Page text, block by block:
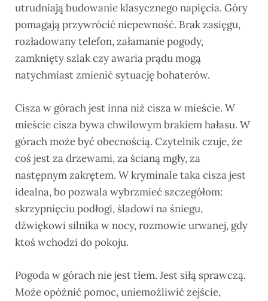
utrudniają budowanie klasycznego napięcia. Góry
pomagają przywrócić niepewność. Brak zasięgu,
rozładowany telefon, załamanie pogody,
zamknięty szlak czy awaria prądu mogą
natychmiast zmienić sytuację bohaterów.
Cisza w górach jest inna niż cisza w mieście. W
mieście cisza bywa chwilowym brakiem hałasu. W
górach może być obecnością. Czytelnik czuje, że
coś jest za drzewami, za ścianą mgły, za
następnym zakrętem. W kryminale taka cisza jest
idealna, bo pozwala wybrzmieć szczegółom:
skrzypnięciu podłogi, śladowi na śniegu,
dźwiękowi silnika w nocy, rozmowie urwanej, gdy
ktoś wchodzi do pokoju.
Pogoda w górach nie jest tłem. Jest siłą sprawczą.
Może opóźnić pomoc, uniemożliwić zejście,